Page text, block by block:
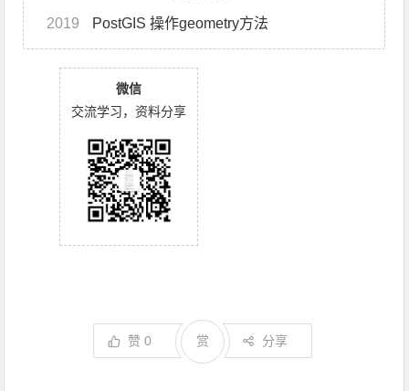
2019 PostGIS 操作geometry方法
微信
交流学习，资料分享
赞0 分享
赏